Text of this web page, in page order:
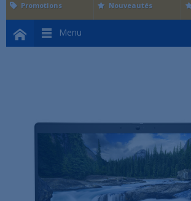
Menu
Promotions Nouveautés